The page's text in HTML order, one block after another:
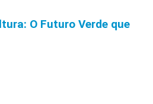
O Futuro Verde que